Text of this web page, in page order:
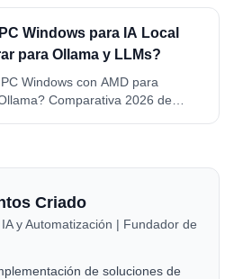
Windows para IA Local
para Ollama y LLMs?
Windows con AMD para
Comparativa 2026 de
Criado
y Automatización | Fundador de
de soluciones de